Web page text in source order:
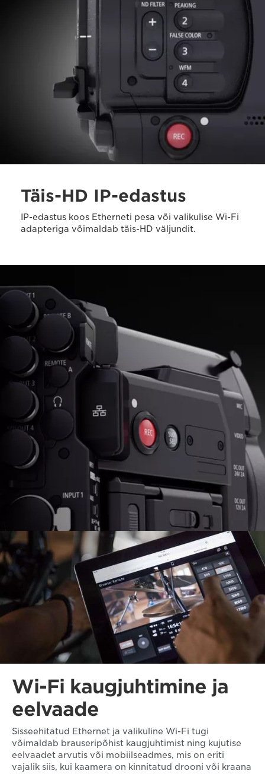
Täis-HD IP-edastus
IP-edastus koos Etherneti pesa või valikulise Wi-Fi
adapteriga võimaldab täis-HD väljundit.
Wi-Fi kaugjuhtimine ja
eelvaade
Sisseehitatud Ethernet ja valikuline Wi-Fi tugi
võimaldab brauseripõhist kaugjuhtimist ning kujutise
eelvaadet arvutis või mobiilseadmes, mis on eriti
vajalik siis, kui kaamera on kinnitatud drooni või kraana